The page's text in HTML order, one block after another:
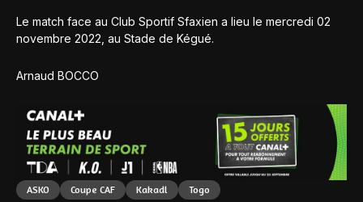
Le match face au Club Sportif Sfaxien a lieu le mercredi 02
novembre 2022, au Stade de Kégué.
Arnaud BOCCO
ASKO Coupe CAF Kakadl Togo